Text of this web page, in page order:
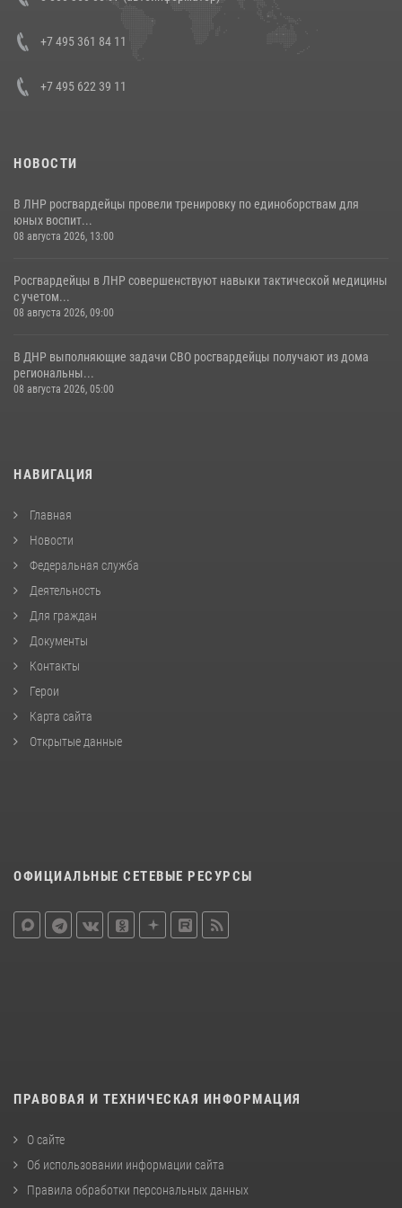
представителя Президента Российской Федерации в Северо-
Кавказском федеральном округе Виталием Кузнецовым
+7 495 361 84 11
+7 495 622 39 11
НОВОСТИ
В ЛНР росгвардейцы провели тренировку по единоборствам для
юных воспит...
08 августа 2026, 13:00
Росгвардейцы в ЛНР совершенствуют навыки тактической медицины
с учетом...
08 августа 2026, 09:00
В ДНР выполняющие задачи СВО росгвардейцы получают из дома
региональны...
08 августа 2026, 05:00
НАВИГАЦИЯ
Главная
Новости
Федеральная служба
Деятельность
Для граждан
Документы
Контакты
Герои
Карта сайта
Открытые данные
ОФИЦИАЛЬНЫЕ СЕТЕВЫЕ РЕСУРСЫ
ПРАВОВАЯ И ТЕХНИЧЕСКАЯ ИНФОРМАЦИЯ
О сайте
Об использовании информации сайта
Правила обработки персональных данных